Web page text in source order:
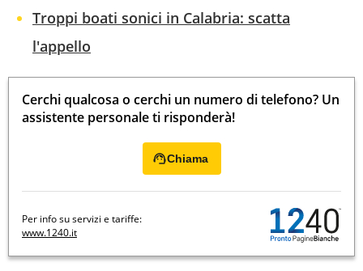
Troppi boati sonici in Calabria: scatta
l'appello
Cerchi qualcosa o cerchi un numero di telefono? Un
assistente personale ti risponderà!
Chiama
Per info su servizi e tariffe:
www.1240.it